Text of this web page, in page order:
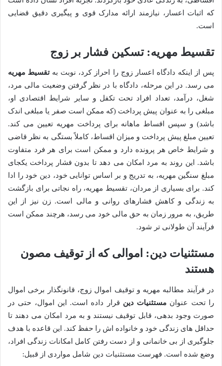
که اثبات اعسار، نیازمند ارائه مدارک قوی و پیگیری دقیق قضایی
است.
تقسیط مهریه: تسکین فشار بر زوج
پس از اینکه دادگاه اعسار زوج را احراز کرد، نوبت بهتقسیط مهریه
می رسد. در این مرحله، دادگاه با در نظر گرفتن وضعیت مالی مرد،
شغل، درآمد، تعداد افراد تحت تکفل و سایر شرایط اقتصادی او،
مبلغی را به عنوان پیش پرداخت (که ممکن است صفر یا مبلغی اندک
باشد) و سپس اقساط ماهانه برای پرداخت مهریه تعیین می کند.
تعیین مبلغ پیش پرداخت و میزان اقساط، کاملاً بستگی به نظر قاضی
و شرایط خاص هر پرونده دارد و ممکن است برای هر فرد متفاوت
باشد. این روند به مرد امکان می دهد تا بدون فشار پرداخت یکجای
مبلغ سنگین مهریه، به تدریج و بر اساس توانایی خود، دین خود را ادا
کند. برای بسیاری از مردان، تقسیط مهریه، راه نجاتی برای بازگشت
به زندگی و کاهش فشارهای روانی و مالی است. زن نیز از این
طریق، به مرور زمان به حق مالی خود می رسد، هرچند ممکن است
فرآیند آن طولانی تر شود.
مستثنیات دین: اموالی که از توقیف مصون
هستند
در فرآیند مطالبه مهریه و توقیف اموال زوج، قانونگذار برخی اموال
را تحت عنوان مستثنیات دین قرار داده است. این اموال، حتی در
صورت وجود بدهی، قابل توقیف نیستند و به مرد امکان می دهند تا
حداقل های زندگی خود و خانواده اش را حفظ کند. این قاعده با هدف
جلوگیری از بی خانمانی و از دست رفتن کامل امکانات زندگی افراد،
وضع شده است. فهرست مستثنیات دین شامل مواردی از قبیل: